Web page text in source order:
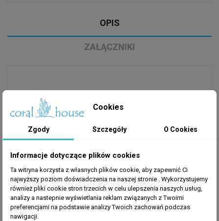
OPIS
ZAŁĄCZNIKI
Zestaw reagentów do miernika wapnia HANNA HI
758.Opakowanie wystarcza do wykonania
pomiarów.
POBIERZ
KARTA CHARAKTERYSTYKI HI758A
KARTA CHARAKTERYSTYKI HI758B
INSTRUKCJA HI758
Cookies
Zgody Szczegóły O Cookies
Informacje dotyczące plików cookies
Ta witryna korzysta z własnych plików cookie, aby zapewnić Ci
najwyższy poziom doświadczenia na naszej stronie . Wykorzystujemy
również pliki cookie stron trzecich w celu ulepszenia naszych usług,
analizy a nastepnie wyświetlania reklam związanych z Twoimi
preferencjami na podstawie analizy Twoich zachowań podczas
nawigacji.